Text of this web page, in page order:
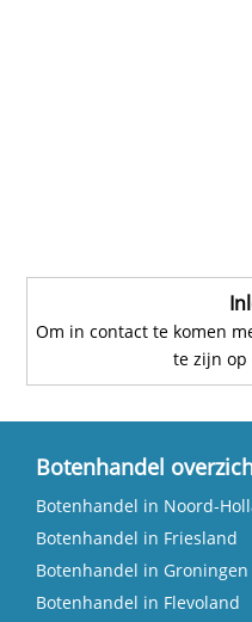
Om in contact te komen
te zijn op
Botenhandel
Botenhandel in Noord-
Botenhandel in Friesland
Botenhandel in Groningen
Botenhandel in Flevoland